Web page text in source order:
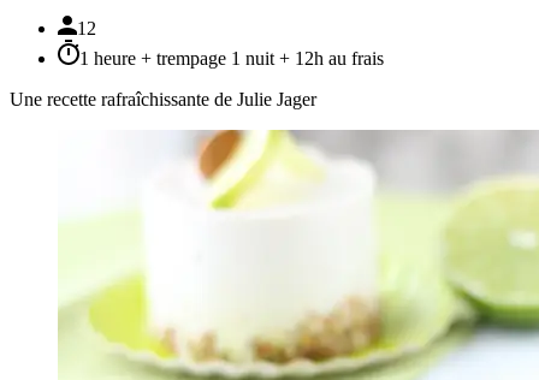
12
1 heure + trempage 1 nuit + 12h au frais
Une recette rafraîchissante de Julie Jager